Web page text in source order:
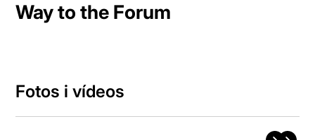
Way to the Forum
Fotos i vídeos